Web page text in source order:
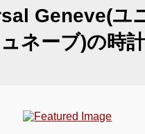
Geneve(ユ
ネーブ)の時